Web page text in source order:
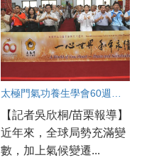
【記者吳欣桐/苗栗報導】
近年來，全球局勢充滿變
數，加上氣候變遷...